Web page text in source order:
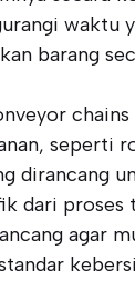
waktu
barang
seperti
dirancang
dari proses
agar